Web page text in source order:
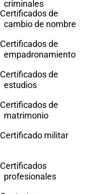
criminales
Certificados de
cambio de nombre
Certificados de
empadronamiento
Certificados de
estudios
Certificados de
matrimonio
Certificado militar
Certificados
profesionales